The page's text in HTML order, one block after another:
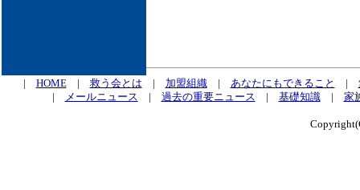
| HOME| 救う会とは | 加盟組織| あなたにもできること |
|
メールニュース | 過去の重要ニュース | 基礎知識| 家